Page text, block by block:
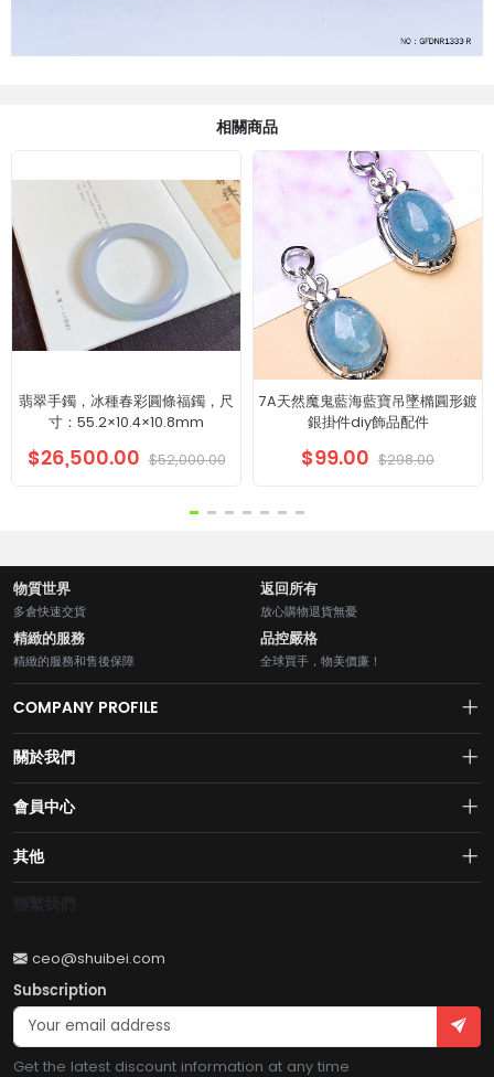
相關商品
翡翠手鐲，冰種春彩圓條福鐲，尺
寸：55.2×10.4×10.8mm
$26,500.00 $52,000.00
7A天然魔鬼藍海藍寶吊墜橢圓形鍍
銀掛件diy飾品配件
$99.00 $298.00
物質世界
多倉快速交貨
返回所有
放心購物退貨無憂
精緻的服務
精緻的服務和售後保障
品控嚴格
全球買手，物美價廉！
COMPANY PROFILE
球黃金珠寶跨境電商平臺！AI與區塊鏈的完美結合的【水貝幣$SB】引領
全球黃金珠寶穩定幣RWA新紀元！
關於我們
About us
Join us
Privacy policy
會員中心
Account
Order
Brand List
其他
Terms of use
Become a seller
Account
ceo@shuibei.com
Subscription
Get the latest discount information at any time